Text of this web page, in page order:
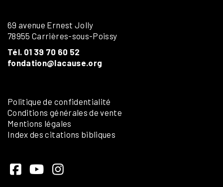
69 avenue Ernest Jolly
78955 Carrières-sous-Poissy
Tél. 01 39 70 60 52
fondation@lacause.org
Politique de confidentialité
Conditions générales de vente
Mentions légales
Index des citations bibliques